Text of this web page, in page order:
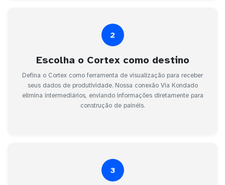
2
Escolha o Cortex como destino
Defina o Cortex como ferramenta de visualização para receber
seus dados de produtividade. Nossa conexão Via Kondado
elimina intermediários, enviando informações diretamente para
construção de painéis.
3